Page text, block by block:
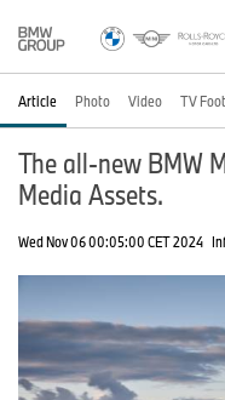
Article Photo Video TV
The all-new BMW
Media Assets.
Wed Nov 06 00:05:00 CET 2024